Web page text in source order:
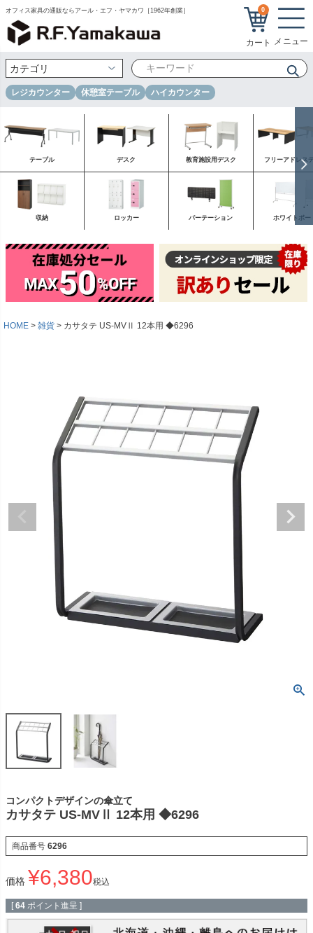
オフィス家具の通販ならアール・エフ・ヤマカワ［1962年創業］ 0
レジカウンター 休憩室テーブル ハイカウンター
テーブル デスク 教育施設用デスク フリーアドレス
収納 ロッカー パーテーション ホワイトボー
HOME 雑貨 カサタテ US-MVⅡ 12本用 ◆6296
コンパクトデザインの傘立て
カサタテ US-MVⅡ 12本用 ◆6296
商品番号 6296
価格 ¥6,380税込
[ 64 ポイント進呈 ]